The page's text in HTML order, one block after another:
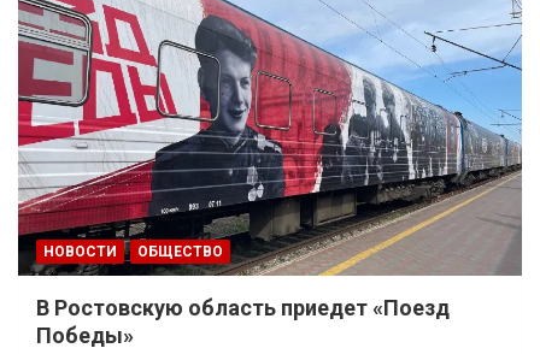
НОВОСТИ ОБЩЕСТВО
В Ростовскую область приедет «Поезд
Победы»